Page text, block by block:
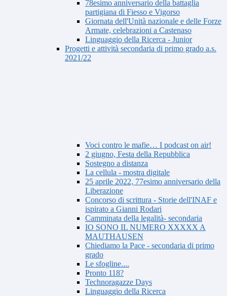
78esimo anniversario della battaglia
partigiana di Fiesso e Vigorso
Giornata dell'Unità nazionale e delle Forze
Armate, celebrazioni a Castenaso
Linguaggio della Ricerca - Junior
Progetti e attività secondaria di primo grado a.s.
2021/22
Voci contro le mafie… I podcast on air!
2 giugno, Festa della Repubblica
Sostegno a distanza
La cellula - mostra digitale
25 aprile 2022, 77esimo anniversario della
Liberazione
Concorso di scrittura - Storie dell'INAF e
ispirato a Gianni Rodari
Camminata della legalità- secondaria
IO SONO IL NUMERO XXXXX A
MAUTHAUSEN
Chiediamo la Pace - secondaria di primo
grado
Le sfogline....
Pronto 118?
Technoragazze Days
Linguaggio della Ricerca